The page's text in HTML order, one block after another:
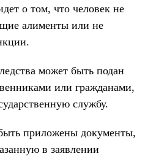
о том, что человек не
алименты или не
может быть подан
или гражданами,
службу.
приложены документы,
в заявлении